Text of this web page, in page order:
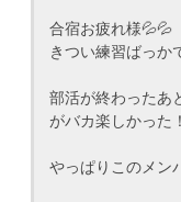
合宿お疲れ様💦💦
きつい練習ばっか
部活が終わったあ
がバカ楽しかった
やっぱりこのメン